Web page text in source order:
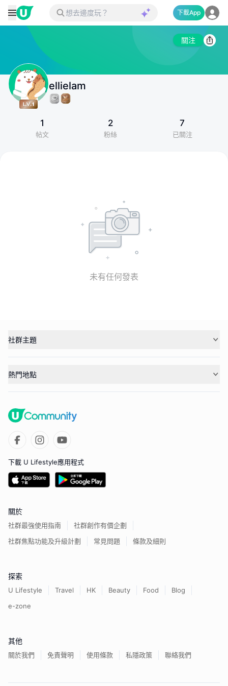
下載App
關注
ellielam
1
帖文
2
粉絲
7
已關注
未有任何發表
社群主題
熱門地點
下載 U Lifestyle應用程式
關於
社群最強使用指南
社群創作有價企劃
社群焦點功能及升級計劃
常見問題 條款及細則
探索
U Lifestyle Travel HK Beauty Food
Blog
e-zone
其他
關於我們 免責聲明 使用條款 私隱政策 聯絡我們